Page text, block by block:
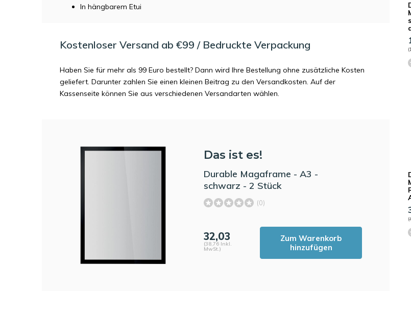
In hängbarem Etui
Kostenloser Versand ab €99 / Bedruckte Verpackung
Haben Sie für mehr als 99 Euro bestellt? Dann wird Ihre Bestellung ohne zusätzliche Kosten
geliefert. Darunter zahlen Sie einen kleinen Beitrag zu den Versandkosten. Auf der
Kassenseite können Sie aus verschiedenen Versandarten wählen.
Das ist es!
Durable Magaframe - A3 -
schwarz - 2 Stück
(0)
32,03
(38,76 Inkl.
MwSt.)
Zum Warenkorb
hinzufügen